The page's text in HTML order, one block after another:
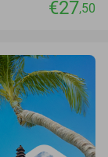
€27,50